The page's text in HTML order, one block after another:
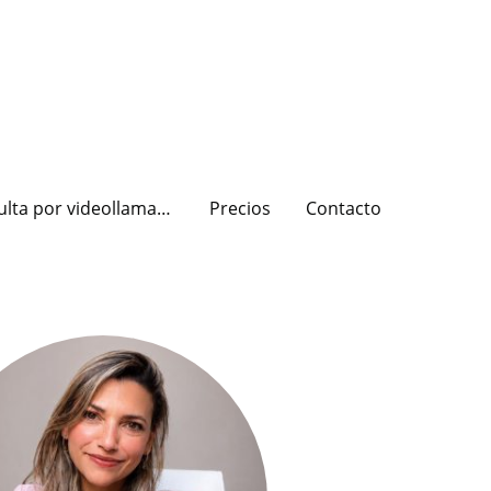
Consulta por videollamada Precios Contacto